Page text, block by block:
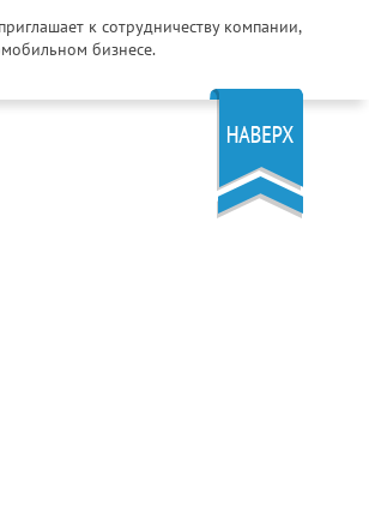
к сотрудничеству компании,
бизнесе.